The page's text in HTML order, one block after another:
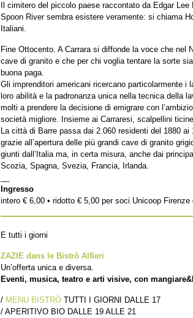
Il cimitero del piccolo paese raccontato da Edgar
Spoon River sembra esistere veramente: si chiama
Italiani.
Fine Ottocento. A Carrara si diffonde la voce che nel
cave di granito e che per chi voglia tentare la sorte
buona paga.
Gli imprenditori americani ricercano particolarmente i
loro abilità e la padronanza unica nella tecnica della
molti a prendere la decisione di emigrare con
società migliore. Insieme ai Carraresi, scalpellini
La città di Barre passa dai 2.060 residenti del 1880 ai
grazie all’apertura delle più grandi cave di granito
giunti dall’Italia ma, in certa misura, anche dai
Scozia, Spagna, Svezia, Francia, Irlanda.
Ingresso
intero € 6,00 • ridotto € 5,00 per soci Unicoop
E tutti i giorni
ZAZIE dans le Bistrò Alfieri
Un’offerta unica e diversa.
Eventi, musica, teatro e arti visive, con
/ MENU BISTRÒ TUTTI I GIORNI DALLE 17
/ APERITIVO BIO DALLE 19 ALLE 21